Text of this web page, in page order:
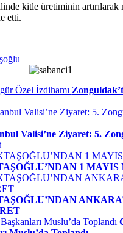
kitle üretiminin artırılarak
etti.
Valisi’ne Ziyaret: 5.
1 MAYIS